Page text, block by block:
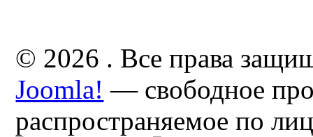
© 2026 . Все права
Joomla! — свободное
распространяемое по